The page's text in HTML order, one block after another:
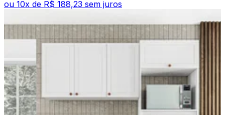
ou 10x de R$ 188,23 sem juros